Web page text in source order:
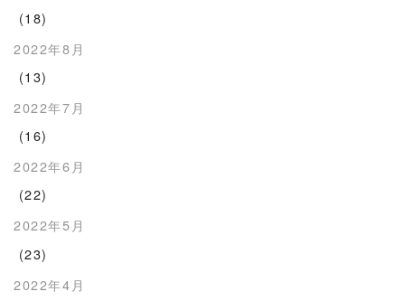
(18)
2022年8月
(13)
2022年7月
(16)
2022年6月
(22)
2022年5月
(23)
2022年4月